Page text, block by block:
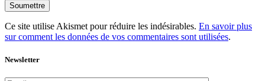
Soumettre
Ce site utilise Akismet pour réduire les indésirables. En savoir plus
sur comment les données de vos commentaires sont utilisées.
Newsletter